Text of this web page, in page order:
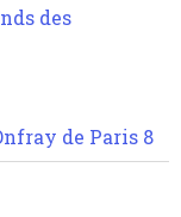
des
de Paris 8